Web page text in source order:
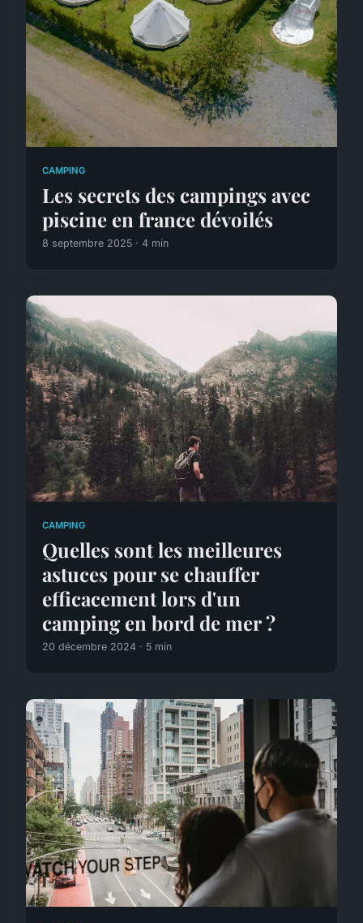
CAMPING
Les secrets des campings avec
piscine en france dévoilés
8 septembre 2025 · 4 min
CAMPING
Quelles sont les meilleures
astuces pour se chauffer
efficacement lors d'un
camping en bord de mer ?
20 décembre 2024 · 5 min